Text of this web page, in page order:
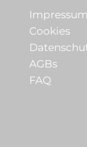
Impressum
Cookies
AGBs
FAQ